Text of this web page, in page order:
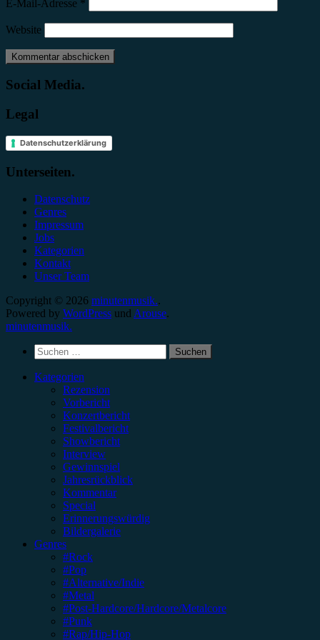
E-Mail-Adresse *
Website
Social Media.
Legal
Datenschutzerklärung
Unterseiten.
Datenschutz
Genres
Impressum
Jobs
Kategorien
Kontakt
Unser Team
Copyright © 2026 minutenmusik..
Powered by WordPress und Arouse.
minutenmusik.
Suchen
nach:
Kategorien
Rezension
Vorbericht
Konzertbericht
Festivalbericht
Showbericht
Interview
Gewinnspiel
Jahresrückblick
Kommentar
Special
Erinnerungswürdig
Bildergalerie
Genres
#Rock
#Pop
#Alternative/Indie
#Metal
#Post-Hardcore/Hardcore/Metalcore
#Punk
#Rap/Hip-Hop